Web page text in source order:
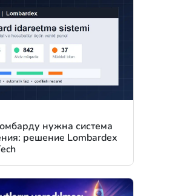
нужна система
решение Lombardex